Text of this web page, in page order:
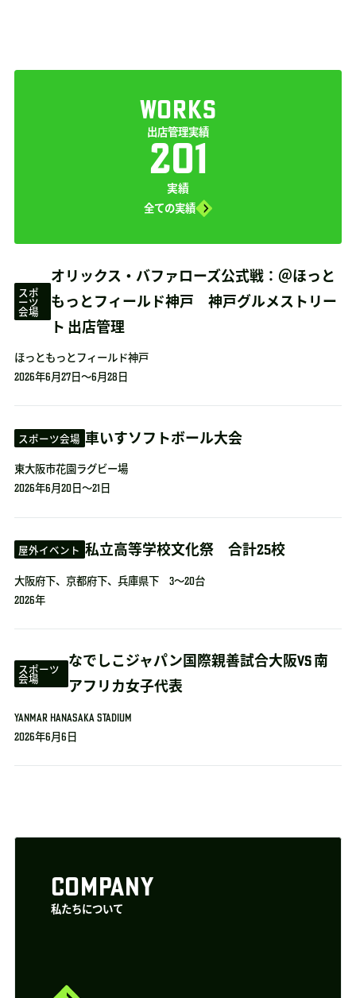
WORKS
出店管理実績
201
実績
全ての実績
スポ
ーツ
会場
オリックス・バファローズ公式戦：＠ほっと
もっとフィールド神戸 神戸グルメストリー
ト 出店管理
ほっともっとフィールド神戸
2026年6月27日～6月28日
スポーツ会場 車いすソフトボール大会
東大阪市花園ラグビー場
2026年6月20日～21日
屋外イベント 私立高等学校文化祭 合計25校
大阪府下、京都府下、兵庫県下 3～20台
2026年
スポーツ
会場
なでしこジャパン国際親善試合大阪VS 南
アフリカ女子代表
YANMAR HANASAKA STADIUM
2026年6月6日
COMPANY
私たちについて